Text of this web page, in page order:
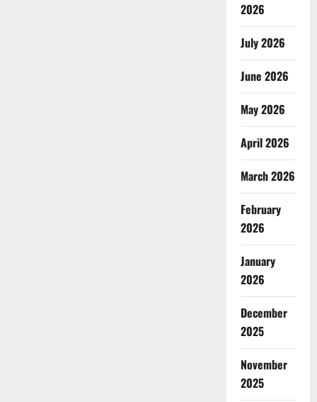
2026
July 2026
June 2026
May 2026
April 2026
March 2026
February
2026
January
2026
December
2025
November
2025